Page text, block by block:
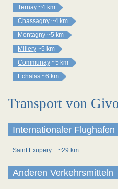
Ternay ~4 km
Chassagny ~4 km
Montagny ~5 km
Millery ~5 km
Communay ~5 km
Echalas ~6 km
Transport von
Internationaler Flughafen
Saint Exupery ~29 km
Anderen Verkehrsmitteln